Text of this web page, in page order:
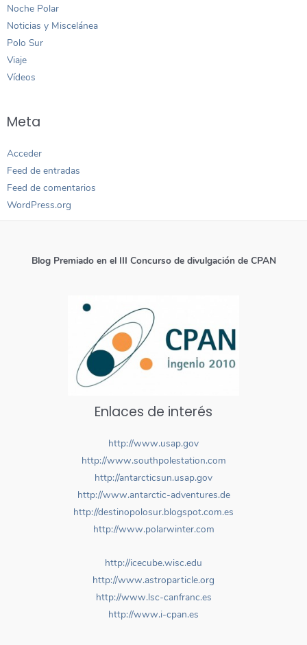
Noche Polar
Noticias y Miscelánea
Polo Sur
Viaje
Vídeos
Meta
Acceder
Feed de entradas
Feed de comentarios
WordPress.org
Blog Premiado en el III Concurso de divulgación de CPAN
Enlaces de interés
http://www.usap.gov
http://www.southpolestation.com
http://antarcticsun.usap.gov
http://www.antarctic-adventures.de
http://destinopolosur.blogspot.com.es
http://www.polarwinter.com
http://icecube.wisc.edu
http://www.astroparticle.org
http://www.lsc-canfranc.es
http://www.i-cpan.es